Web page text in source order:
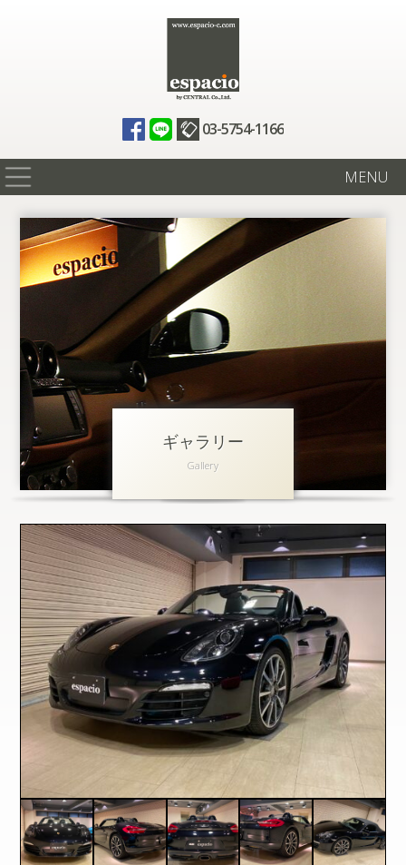
03-5754-1166
MENU
在庫情報
買取査定
ニュース
ギャラリー
アクセス
会社概要
お問い合わせ 個人情報保護方針
ギャラリー
Gallery